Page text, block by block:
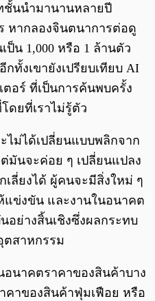
ชั้นนำมานานหลายปี
หากลองจินตนาการต่อดู
น 1,000 หรือ 1 ล้านตัว
ทั้งเขายังเปรียบเทียบ AI
ตอร์ ที่เป็นการค้นพบครั้ง
ยที่เราไม่รู้ตัว
ไม่ได้เปลี่ยนแบบพลิกจาก
มันจะค่อย ๆ เปลี่ยนแปลง
ลี่ยงได้ ผู้คนจะมีสิ่งใหม่ ๆ
แข่งขัน และงานในอนาคต
อย่างสิ้นเชิงซึ่งผลกระทบ
ตสาหกรรม
อนาคตราคาของสินค้าบาง
คาของสินค้าฟุ่มเฟือย หรือ